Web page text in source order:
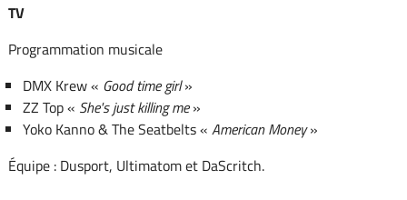
TV
Programmation musicale
DMX Krew « Good time girl»
ZZ Top « She's just killing me»
Yoko Kanno & The Seatbelts « American Money»
Équipe : Dusport, Ultimatom et DaScritch.